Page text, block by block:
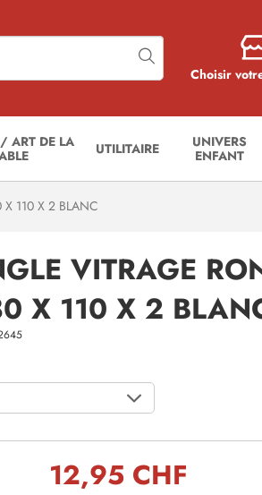
Choisir
ART DE LA
UTILITAIRE
UNIVERS
ENFANT
X 110 X 2 BLANC
VITRAGE
X 110 X 2
12,95 CHF